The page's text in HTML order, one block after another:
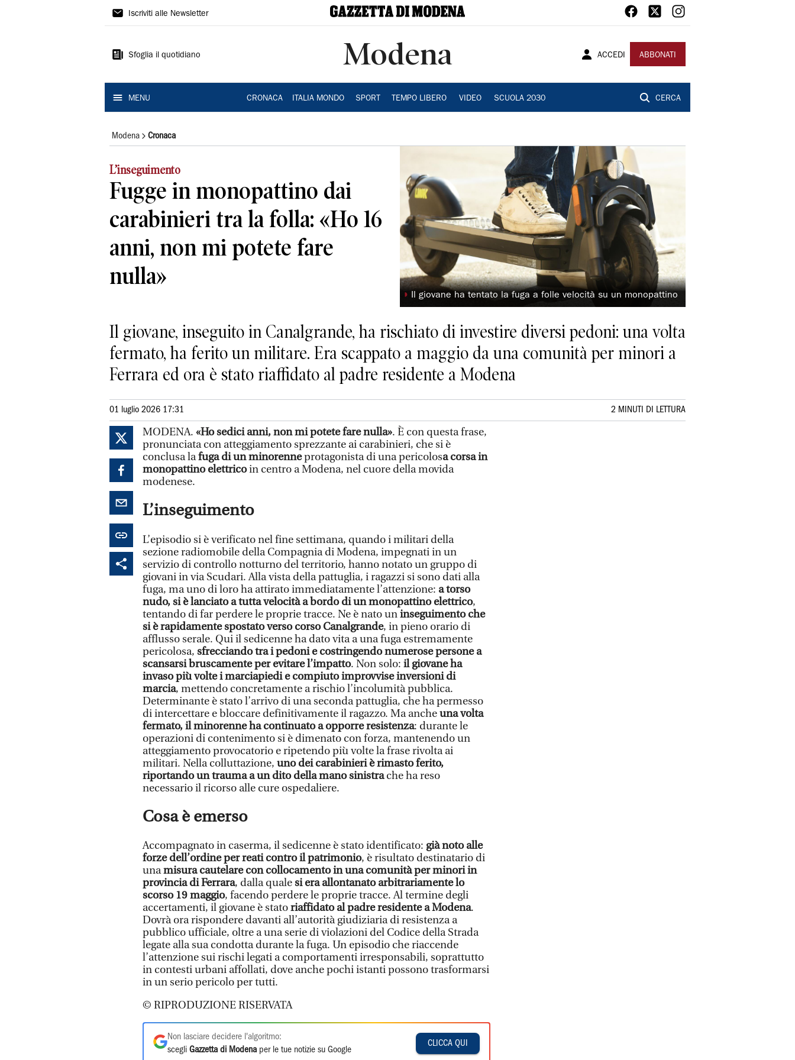
Gazzetta
Modena
Iscriviti alle Newsletter
Sfoglia il quotidiano Modena ACCEDI ABBONATI
MENU CRONACA ITALIA MONDO SPORT TEMPO LIBERO VIDEO SCUOLA 2030 CERCA
Modena Cronaca
L’inseguimento
Fugge in monopattino dai
carabinieri tra la folla: «Ho 16
anni, non mi potete fare
nulla»
◗ Il giovane ha tentato la fuga a folle velocità su un monopattino
Il giovane, inseguito in Canalgrande, ha rischiato di investire diversi pedoni: una volta
fermato, ha ferito un militare. Era scappato a maggio da una comunità per minori a
Ferrara ed ora è stato riaffidato al padre residente a Modena
01 luglio 2026 17:31 2 MINUTI DI LETTURA
MODENA. «Ho sedici anni, non mi potete fare nulla». È con questa frase,
pronunciata con atteggiamento sprezzante ai carabinieri, che si è
conclusa lafuga di un minorenneprotagonista di una pericolosa corsa in
monopattino elettricoin centro a Modena, nel cuore della movida
modenese.
L’inseguimento
L’episodio si è verificato nel fine settimana, quando i militari della
sezione radiomobile della Compagnia di Modena, impegnati in un
servizio di controllo notturno del territorio, hanno notato un gruppo di
giovani in via Scudari. Alla vista della pattuglia, i ragazzi si sono dati alla
fuga, ma uno di loro ha attirato immediatamente l’attenzione: a torso
nudo, si è lanciato a tutta velocità a bordo di un monopattino elettrico,
tentando di far perdere le proprie tracce. Ne è nato uninseguimento che
si è rapidamente spostato verso corso Canalgrande, in pieno orario di
afflusso serale. Qui il sedicenne ha dato vita a una fuga estremamente
pericolosa, sfrecciando tra i pedoni e costringendo numerose persone a
scansarsi bruscamente per evitare l’impatto. Non solo: il giovane ha
invaso più volte i marciapiedi e compiuto improvvise inversioni di
marcia, mettendo concretamente a rischio l’incolumità pubblica.
Determinante è stato l’arrivo di una seconda pattuglia, che ha permesso
di intercettare e bloccare definitivamente il ragazzo. Ma ancheuna volta
fermato, il minorenne ha continuato a opporre resistenza: durante le
operazioni di contenimento si è dimenato con forza, mantenendo un
atteggiamento provocatorio e ripetendo più volte la frase rivolta ai
militari. Nella colluttazione, uno dei carabinieri è rimasto ferito,
riportando un trauma a un dito della mano sinistrache ha reso
necessario il ricorso alle cure ospedaliere.
Cosa è emerso
Accompagnato in caserma, il sedicenne è stato identificato: già noto alle
forze dell’ordine per reati contro il patrimonio, è risultato destinatario di
unamisura cautelare con collocamento in una comunità per minori in
provincia di Ferrara, dalla qualesi era allontanato arbitrariamente lo
scorso 19 maggio, facendo perdere le proprie tracce. Al termine degli
accertamenti, il giovane è statoriaffidato al padre residente a Modena.
Dovrà ora rispondere davanti all’autorità giudiziaria di resistenza a
pubblico ufficiale, oltre a una serie di violazioni del Codice della Strada
legate alla sua condotta durante la fuga. Un episodio che riaccende
l’attenzione sui rischi legati a comportamenti irresponsabili, soprattutto
in contesti urbani affollati, dove anche pochi istanti possono trasformarsi
in un serio pericolo per tutti.
© RIPRODUZIONE RISERVATA
Non lasciare decidere l'algoritmo:
scegli Gazzetta di Modena per le tue notizie su Google
CLICCA QUI